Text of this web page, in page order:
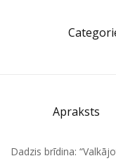
Apraksts
Dadzis brīdina: